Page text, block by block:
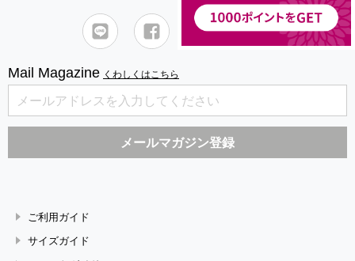
Mail Magazine くわしくはこちら
ご利用ガイド
サイズガイド